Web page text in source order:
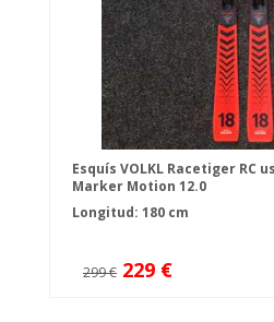
Esquís VOLKL Racetiger RC
Marker Motion 12.0
Longitud: 180 cm
299 € 229 €